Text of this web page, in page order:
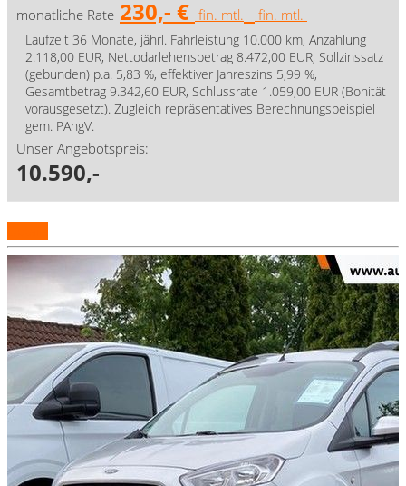
monatliche Rate 230,- € fin. mtl. fin. mtl.
Laufzeit 36 Monate, jährl. Fahrleistung 10.000 km, Anzahlung
2.118,00 EUR, Nettodarlehensbetrag 8.472,00 EUR, Sollzinssatz
(gebunden) p.a. 5,83 %, effektiver Jahreszins 5,99 %,
Gesamtbetrag 9.342,60 EUR, Schlussrate 1.059,00 EUR (Bonität
vorausgesetzt). Zugleich repräsentatives Berechnungsbeispiel
gem. PAngV.
Unser Angebotspreis:
10.590,-